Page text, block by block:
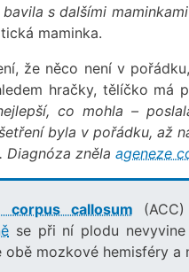
s dalšími
maminka.
že něco není v
hračky, tělíčko
co mohla –
byla v pořádku, až
Diagnóza zněla ageneze
corpus callosum
se při ní plodu
obě mozkové hemisféry a